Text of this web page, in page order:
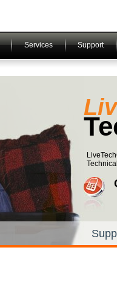
Services Support